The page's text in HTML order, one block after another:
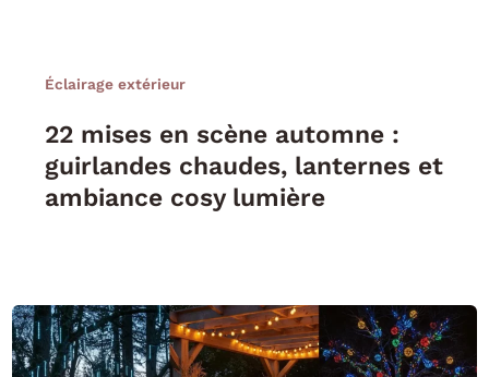
Éclairage extérieur
22 mises en scène automne :
guirlandes chaudes, lanternes et
ambiance cosy lumière